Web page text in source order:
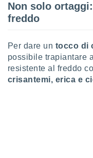
il
noi e i
Non solo
freddo
Per dare un tocco di
possibile trapiantare
resistente al freddo
crisantemi, erica e